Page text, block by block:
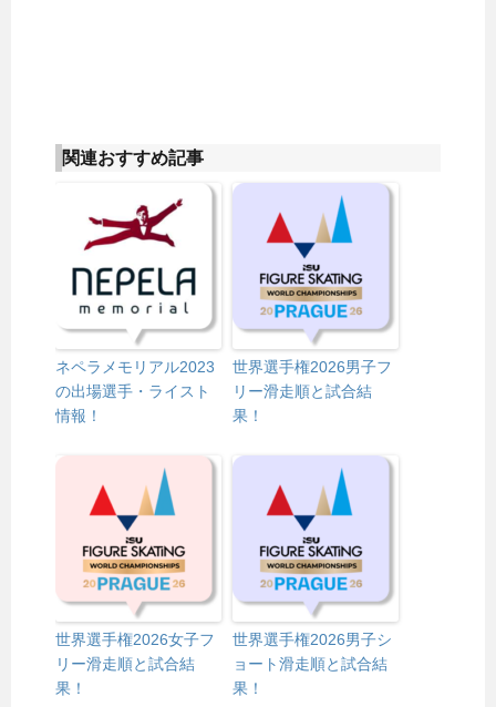
関連おすすめ記事
ネペラメモリアル2023
の出場選手・ライスト
情報！
世界選手権2026男子フ
リー滑走順と試合結
果！
世界選手権2026女子フ
リー滑走順と試合結
果！
世界選手権2026男子シ
ョート滑走順と試合結
果！